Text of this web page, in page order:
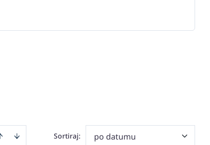
Sortiraj: po datumu